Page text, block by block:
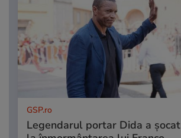
GSP.ro
Legendarul portar Dida a șocat